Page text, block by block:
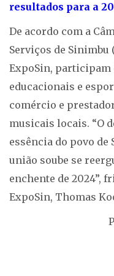
resultados para a
De acordo com a
Serviços de Sinimbu
ExpoSin,
educacionais e
comércio e
musicais locais. “O
essência do povo de
união soube se
enchente de 2024”,
ExpoSin, Thomas